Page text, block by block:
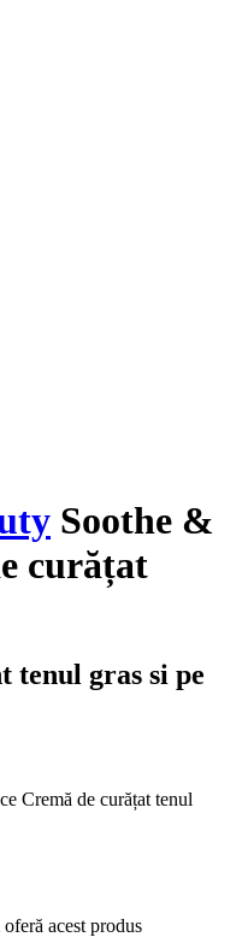
Soothe &
curățat
tenul gras si pe
Cremă de curățat tenul
acest produs